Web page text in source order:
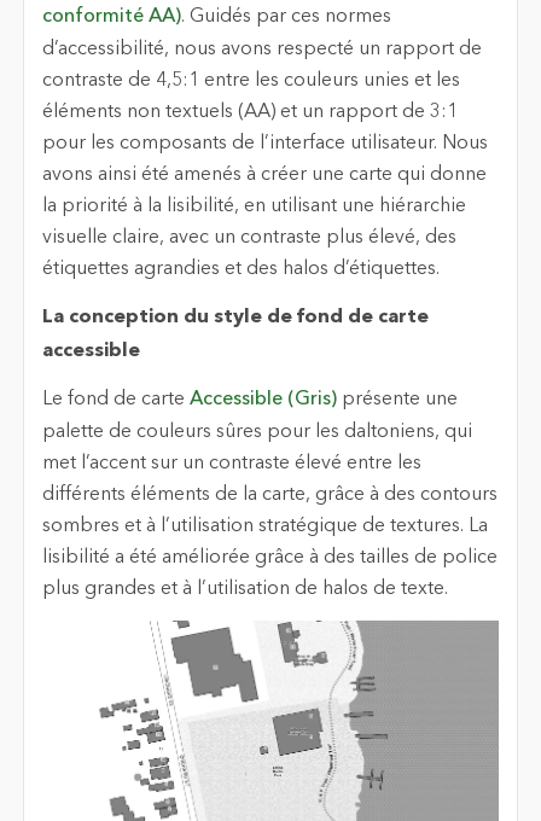
conformité AA). Guidés par ces normes
d’accessibilité, nous avons respecté un rapport de
contraste de 4,5:1 entre les couleurs unies et les
éléments non textuels (AA) et un rapport de 3:1
pour les composants de l’interface utilisateur. Nous
avons ainsi été amenés à créer une carte qui donne
la priorité à la lisibilité, en utilisant une hiérarchie
visuelle claire, avec un contraste plus élevé, des
étiquettes agrandies et des halos d’étiquettes.
La conception du style de fond de carte
accessible
Le fond de carte Accessible (Gris)présente une
palette de couleurs sûres pour les daltoniens, qui
met l’accent sur un contraste élevé entre les
différents éléments de la carte, grâce à des contours
sombres et à l’utilisation stratégique de textures. La
lisibilité a été améliorée grâce à des tailles de police
plus grandes et à l’utilisation de halos de texte.